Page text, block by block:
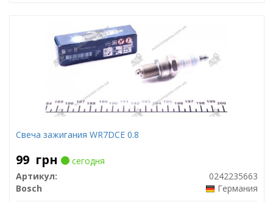
Свеча зажигания WR7DCE 0.8
99 грн
сегодня
Артикул:
0242235663
Bosch
Германия